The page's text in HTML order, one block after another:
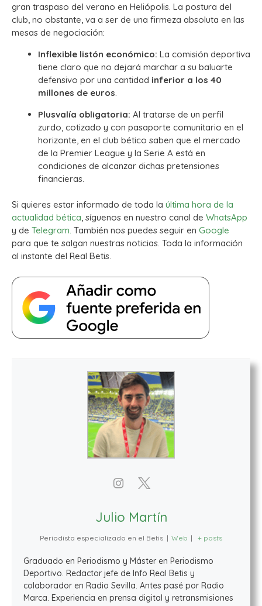
gran traspaso del verano en Heliópolis. La postura del
club, no obstante, va a ser de una firmeza absoluta en las
mesas de negociación:
Inflexible listón económico: La comisión deportiva
tiene claro que no dejará marchar a su baluarte
defensivo por una cantidad inferior a los 40
millones de euros
Plusvalía obligatoria: Al tratarse de un perfil
zurdo, cotizado y con pasaporte comunitario en el
horizonte, en el club bético saben que el mercado
de la Premier League y la Serie A está en
condiciones de alcanzar dichas pretensiones
financieras.
Si quieres estar informado de toda la última hora de la
actualidad bética, síguenos en nuestro canal de WhatsApp
y de Telegram. También nos puedes seguir en Google
para que te salgan nuestras noticias. Toda la información
al instante del Real Betis.
Julio Martín
Periodista especializado en el Betis | Web | + posts
Graduado en Periodismo y Máster en Periodismo
Deportivo. Redactor jefe de Info Real Betis y
colaborador en Radio Sevilla. Antes pasé por Radio
Marca. Experiencia en prensa digital y retransmisiones